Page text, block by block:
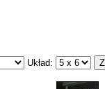
Układ: